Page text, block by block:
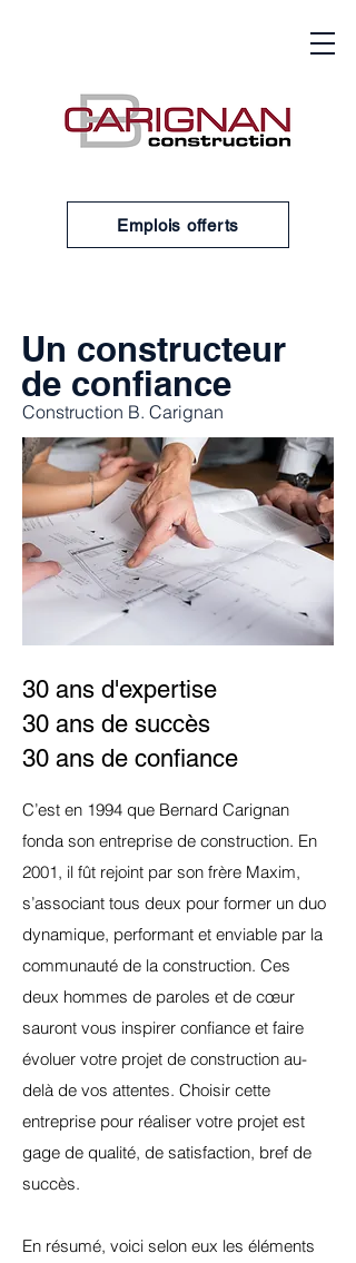
Emplois offerts
Un constructeur
de confiance
Construction B. Carignan
30 ans d'expertise
30 ans de succès
30 ans de confiance
C’est en 1994 que Bernard Carignan
fonda son entreprise de construction. En
2001, il fût rejoint par son frère Maxim,
s’associant tous deux pour former un duo
dynamique, performant et enviable par la
communauté de la construction. Ces
deux hommes de paroles et de cœur
sauront vous inspirer confiance et faire
évoluer votre projet de construction au-
delà de vos attentes. Choisir cette
entreprise pour réaliser votre projet est
gage de qualité, de satisfaction, bref de
succès.
En résumé, voici selon eux les éléments